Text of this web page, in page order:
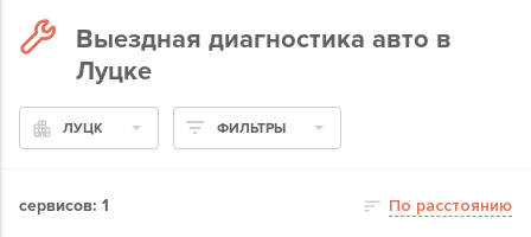
Выездная диагностика авто в
Луцке
ЛУЦК ФИЛЬТРЫ
сервисов: 1 По расстоянию